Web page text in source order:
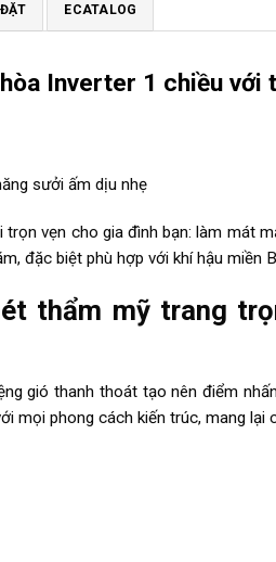
ECATALOG
Inverter 1 chiều với
sưởi ấm dịu nhẹ
vẹn cho gia đình bạn: làm mát
đặc biệt phù hợp với khí hậu miền
thẩm mỹ trang
gió thanh thoát tạo nên điểm
mọi phong cách kiến trúc, mang